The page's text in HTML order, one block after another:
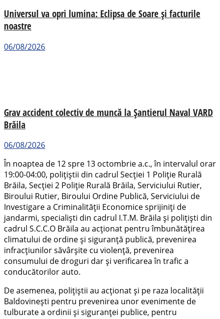
Universul va opri lumina: Eclipsa de Soare și facturile
noastre
06/08/2026
Grav accident colectiv de muncă la Șantierul Naval VARD
Brăila
06/08/2026
În noaptea de 12 spre 13 octombrie a.c., în intervalul orar
19:00-04:00, polițiștii din cadrul Secției 1 Poliție Rurală
Brăila, Secției 2 Poliție Rurală Brăila, Serviciului Rutier,
Biroului Rutier, Biroului Ordine Publică, Serviciului de
Investigare a Criminalității Economice sprijiniți de
jandarmi, specialiști din cadrul I.T.M. Brăila și polițiști din
cadrul S.C.C.O Brăila au acționat pentru îmbunătățirea
climatului de ordine și siguranță publică, prevenirea
infracțiunilor săvârșite cu violență, prevenirea
consumului de droguri dar și verificarea în trafic a
conducătorilor auto.
De asemenea, polițiștii au acționat și pe raza localității
Baldovinești pentru prevenirea unor evenimente de
tulburate a ordinii și siguranței publice, pentru